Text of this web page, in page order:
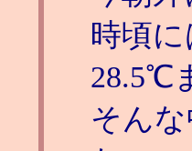
時頃に
28.5℃
そん